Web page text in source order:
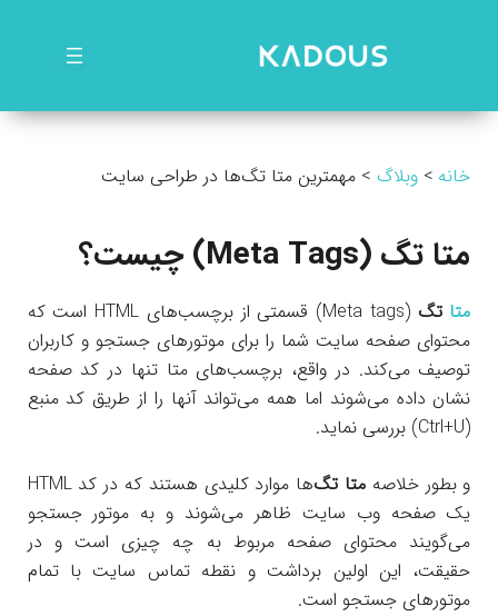
خانه وبلاگ مهمترین متا تگ‌ها در طراحی سایت
متا تگ (Meta Tags) چیست؟
متا تگ
(Meta tags) قسمتی از برچسب‌های HTML است که
محتوای صفحه سایت شما را برای موتورهای جستجو و کاربران
توصیف می‌کند. در واقع، برچسب‌های متا تنها در کد صفحه
نشان داده می‌شوند اما همه می‌تواند آنها را از طریق کد منبع
(Ctrl+U) بررسی نماید.
و بطور خلاصه متا تگ
‌ها موارد کلیدی هستند که در کد HTML
یک صفحه وب سایت ظاهر می‌شوند و به موتور جستجو
می‌گویند محتوای صفحه مربوط به چه چیزی است و در
حقیقت، این اولین برداشت و نقطه تماس سایت با تمام
موتورهای جستجو است.